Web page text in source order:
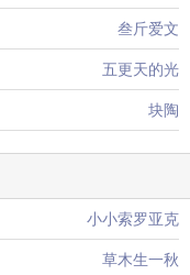
叁斤爱文
五更天的光
块陶
小小索罗亚克
草木生一秋